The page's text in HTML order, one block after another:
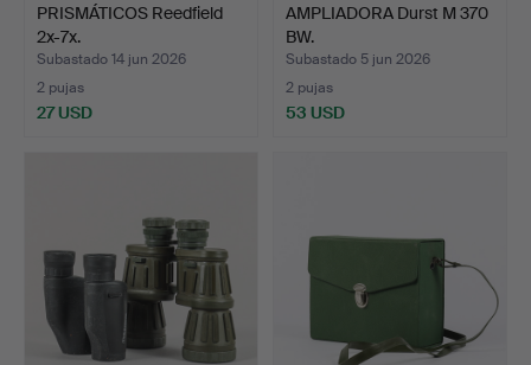
PRISMÁTICOS Reedfield
2x-7x.
Subastado 14 jun 2026
2 pujas
27 USD
AMPLIADORA Durst M 370
BW.
Subastado 5 jun 2026
2 pujas
53 USD